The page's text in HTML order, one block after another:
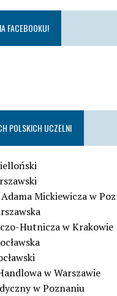
FACEBOOKU!
POLSKICH UCZELNI
Mickiewicza w
Hutnicza w Krakowie
w Warszawie
w Poznaniu